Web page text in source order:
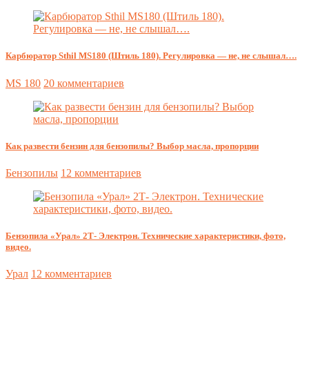
Карбюратор Sthil MS180 (Штиль 180). Регулировка — не, не слышал….
MS 180 20 комментариев
Как развести бензин для бензопилы? Выбор масла, пропорции
Бензопилы 12 комментариев
Бензопила «Урал» 2Т- Электрон. Технические характеристики, фото,
видео.
Урал 12 комментариев